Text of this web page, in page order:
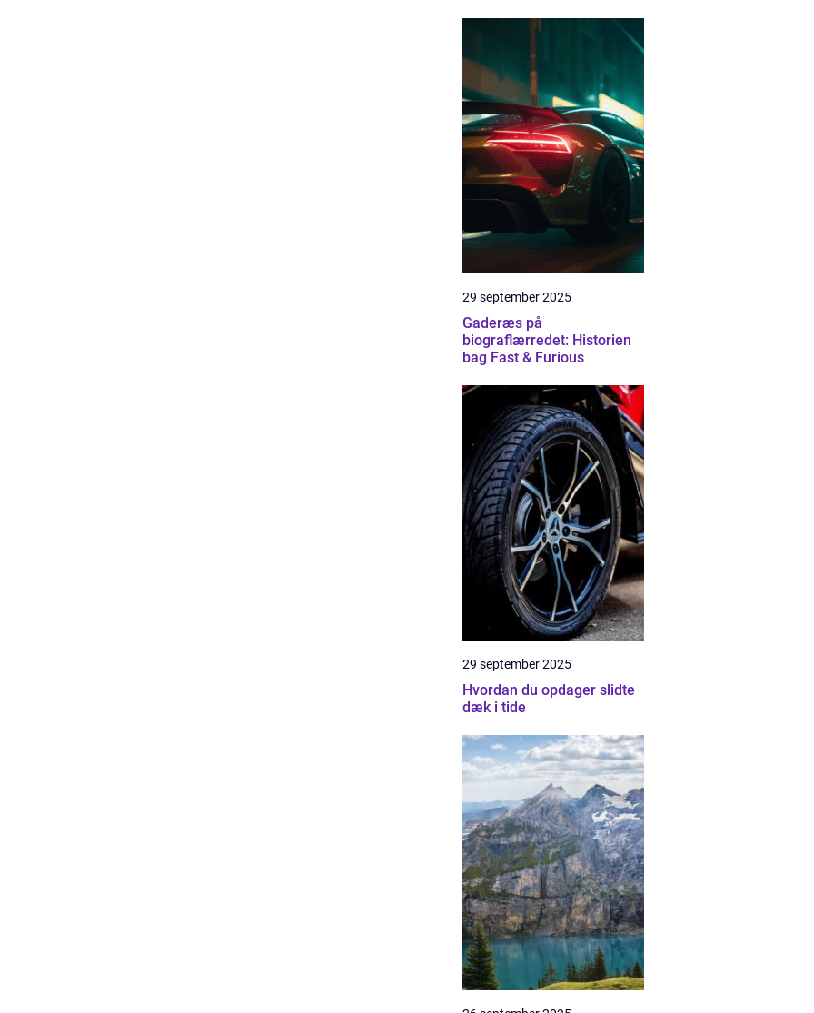
29 september 2025
Gaderæs på
biograflærredet: Historien
bag Fast & Furious
29 september 2025
Hvordan du opdager slidte
dæk i tide